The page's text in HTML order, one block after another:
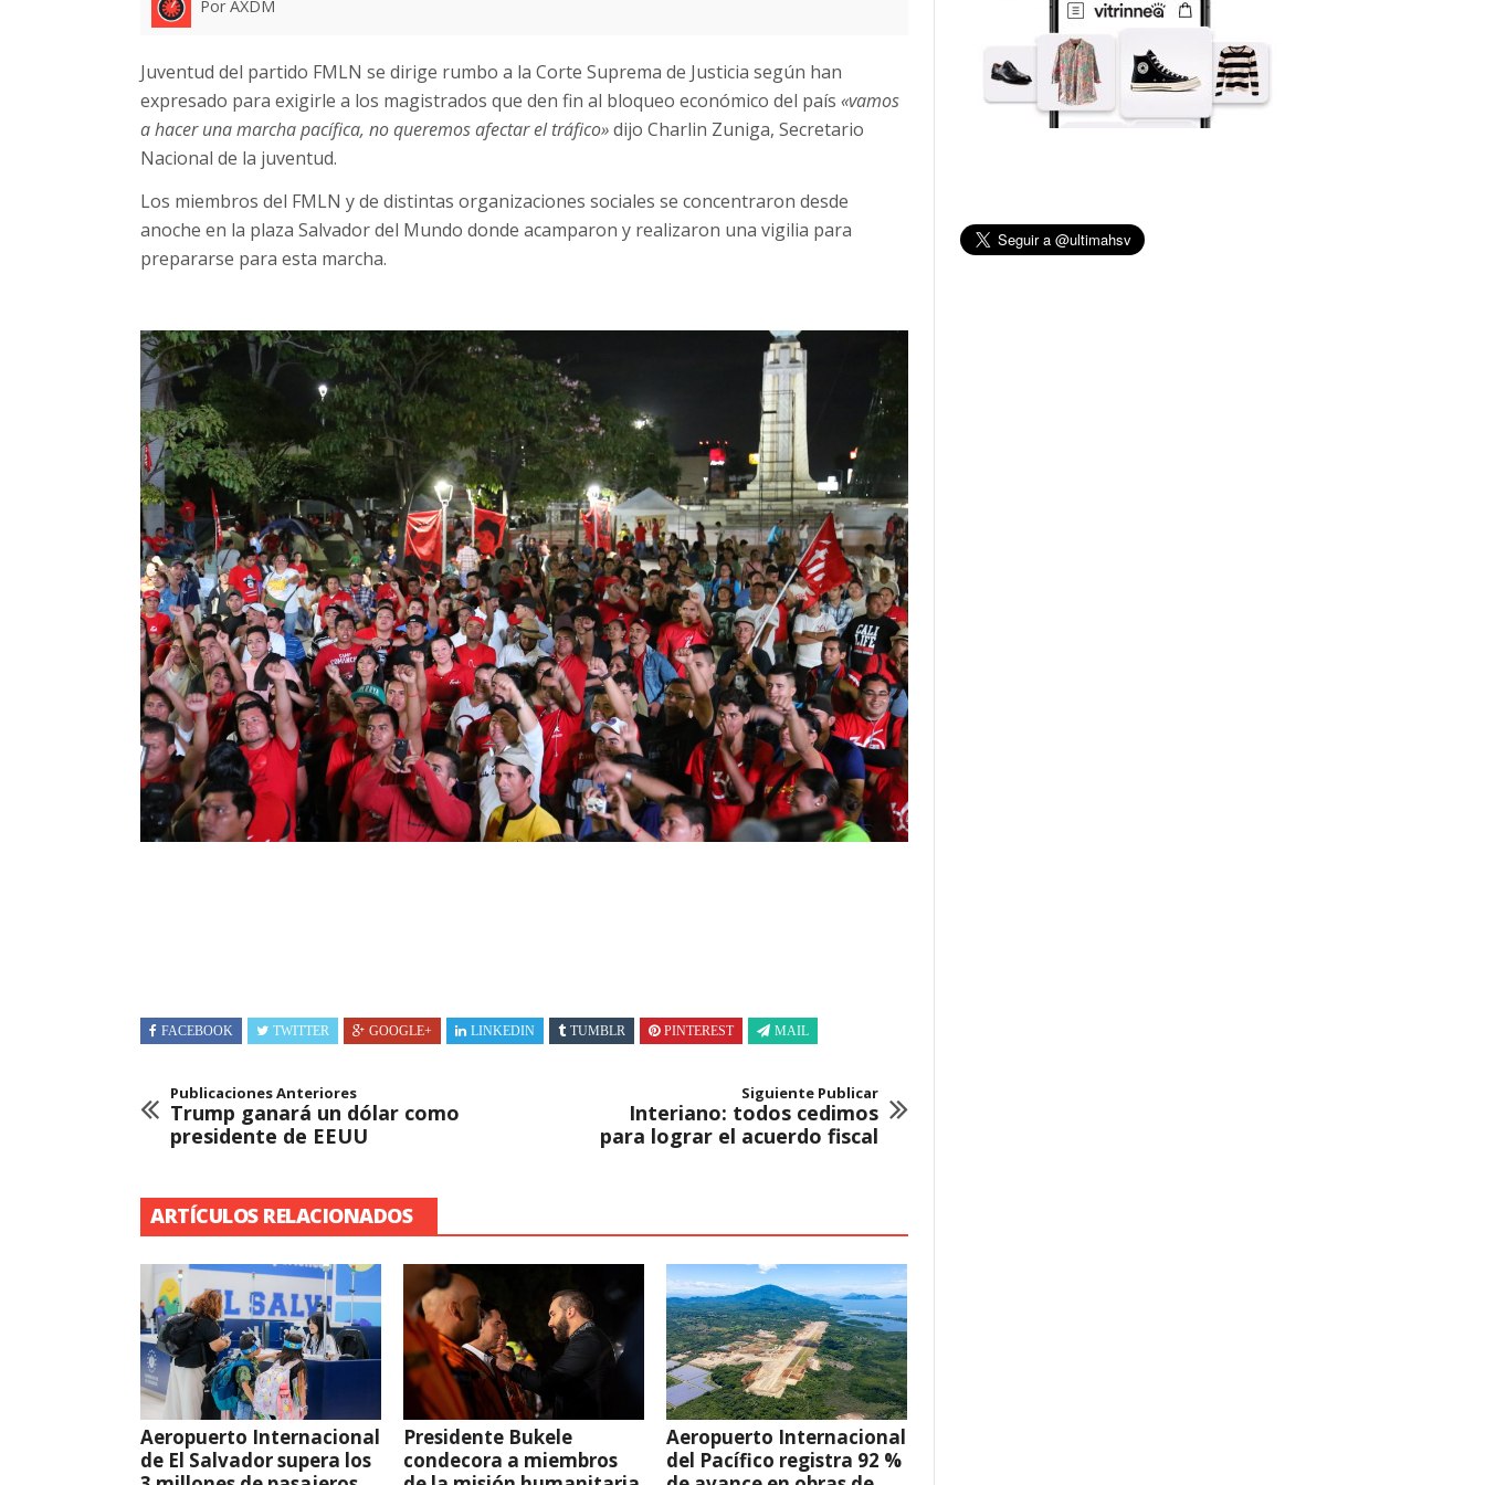
Por AXDM
Juventud del partido FMLN se dirige rumbo a la Corte Suprema de Justicia según han
expresado para exigirle a los magistrados que den fin al bloqueo económico del país «vamos
a hacer una marcha pacífica, no queremos afectar el tráfico»dijo Charlin Zuniga, Secretario
Nacional de la juventud.
Los miembros del FMLN y de distintas organizaciones sociales se concentraron desde
anoche en la plaza Salvador del Mundo donde acamparon y realizaron una vigilia para
prepararse para esta marcha.
FACEBOOK TWITTER GOOGLE+ LINKEDIN TUMBLR PINTEREST MAIL
Publicaciones Anteriores
Trump ganará un dólar como
presidente de EEUU
Siguiente Publicar
Interiano: todos cedimos
para lograr el acuerdo fiscal
ARTÍCULOS RELACIONADOS
Aeropuerto Internacional
de El Salvador supera los
Presidente Bukele
condecora a miembros
Aeropuerto Internacional
del Pacífico registra 92 %